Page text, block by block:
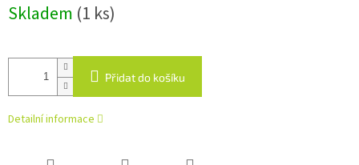
Skladem (1 ks)
Přidat do košíku
Detailní informace